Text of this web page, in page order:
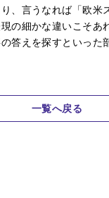
、言うなれば「欧米
の細かな違いこそあ
答えを探すといった
一覧へ戻る